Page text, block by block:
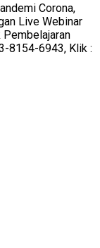
Corona,
Live Webinar
Pembelajaran
8154-6943, Klik :